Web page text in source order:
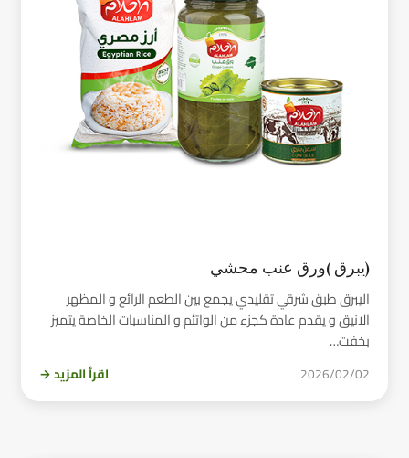
(يبرق )ورق عنب محشي
اليبرق طبق شرقي تقليدي يجمع بين الطعم الرائع و المظهر
الانيق و يقدم عادة كجزء من الواتئم و المناسبات الخاصة يتميز
بخفت…
2026/02/02 اقرأ المزيد →